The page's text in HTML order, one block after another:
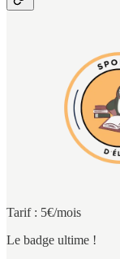
Tarif : 5€/mois
Le badge ultime !